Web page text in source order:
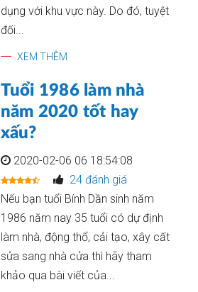
dụng với khu vực này. Do đó, tuyệt
đối...
XEM THÊM
Tuổi 1986 làm nhà
năm 2020 tốt hay
xấu?
2020-02-06 06 18:54:08
24 đánh giá
Nếu bạn tuổi Bính Dần sinh năm
1986 năm nay 35 tuổi có dự định
làm nhà, động thổ, cải tạo, xây cất
sửa sang nhà cửa thì hãy tham
khảo qua bài viết của...